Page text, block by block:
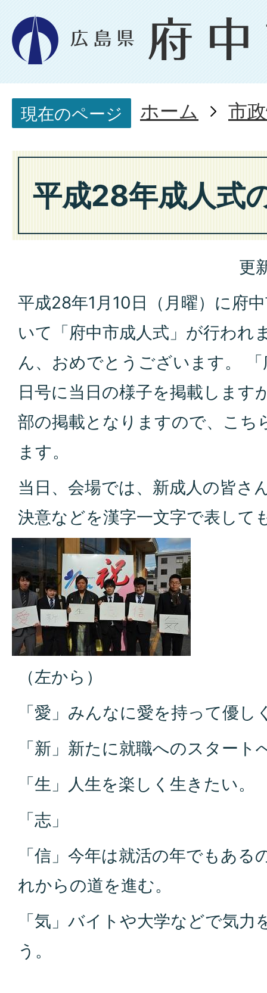
現在のページ ホーム 市
平成28年成人式
更
平成28年1月10日（月曜）に府
いて「府中市成人式」が行われ
ん、おめでとうございます。
日号に当日の様子を掲載します
部の掲載となりますので、こち
ます。
当日、会場では、新成人の皆さ
決意などを漢字一文字で表して
（左から）
「愛」みんなに愛を持って優
「新」新たに就職へのスター
「生」人生を楽しく生きたい。
「志」
「信」今年は就活の年でもあ
れからの道を進む。
「気」バイトや大学などで気
う。